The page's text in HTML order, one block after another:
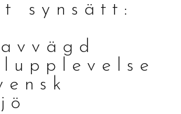
synsätt: